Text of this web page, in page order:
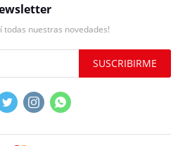
todas nuestras novedades!
SUSCRIBIRME
  